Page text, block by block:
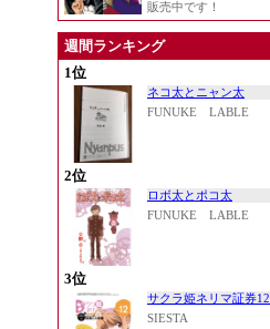
販売中です！
週間ランキング
1位
ネコ太とニャン太
FUNUKE LABLE
2位
ロボ太とポコ太
FUNUKE LABLE
3位
サクラ姫ネリマ証券12
SIESTA